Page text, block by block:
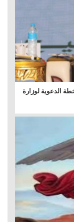
الدعوية لوزارة